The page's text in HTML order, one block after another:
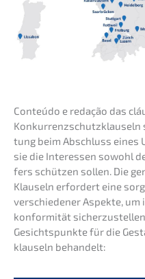
Conteú­do e redação das
tung beim Abschluss eines
sie die Inter­es­sen sowohl
fers schüt­zen sollen. Die
Klauseln erfor­dert eine
verschie­de­ner Aspek­te,
kon­for­mi­tät
Gesichts­punk­te für die
klau­seln behandelt: